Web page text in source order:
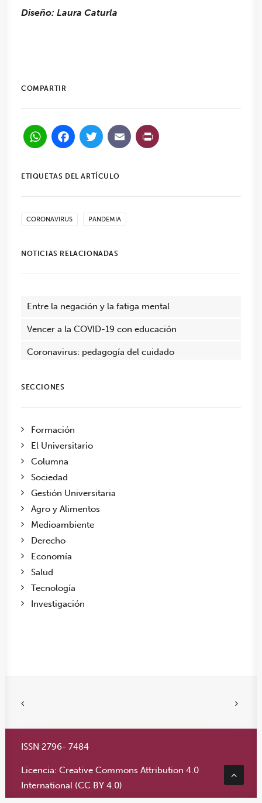
Diseño: Laura Caturla
COMPARTIR
WhatsApp
Facebook
Twitter
Email
ETIQUETAS DEL ARTÍCULO
CORONAVIRUS PANDEMIA
NOTICIAS RELACIONADAS
Entre la negación y la fatiga mental
Vencer a la COVID-19 con educación
Coronavirus: pedagogía del cuidado
SECCIONES
Formación
El Universitario
Columna
Sociedad
Gestión Universitaria
Agro y Alimentos
Medioambiente
Derecho
Economía
Salud
Tecnología
Investigación
ISSN 2796- 7484
Licencia: Creative Commons Attribution 4.0
International (CC BY 4.0)